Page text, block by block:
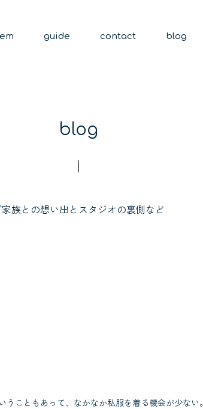
guide contact blog
blog
家族との想い出とスタジオの裏側など
こともあって、なかなか私服を着る機会が少ない。